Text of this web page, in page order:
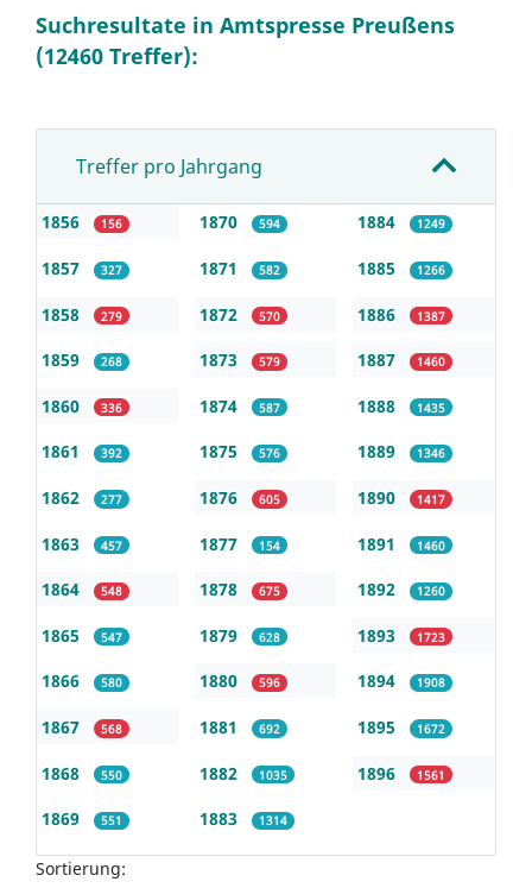
Suchresultate in Amtspresse Preußens
(12460 Treffer):
Treffer pro Jahrgang
1856 156
1857 327
1858 279
1859 268
1860 336
1861 392
1862 277
1863 457
1864 548
1865 547
1866 580
1867 568
1868 550
1869 551
1870 594
1871 582
1872 570
1873 579
1874 587
1875 576
1876 605
1877 154
1878 675
1879 628
1880 596
1881 692
1882 1035
1883 1314
1884 1249
1885 1266
1886 1387
1887 1460
1888 1435
1889 1346
1890 1417
1891 1460
1892 1260
1893 1723
1894 1908
1895 1672
1896 1561
Sortierung: